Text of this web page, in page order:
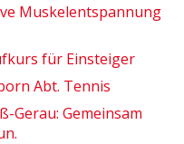
Muskelentspannung
für Einsteiger
Abt. Tennis
Gerau: Gemeinsam